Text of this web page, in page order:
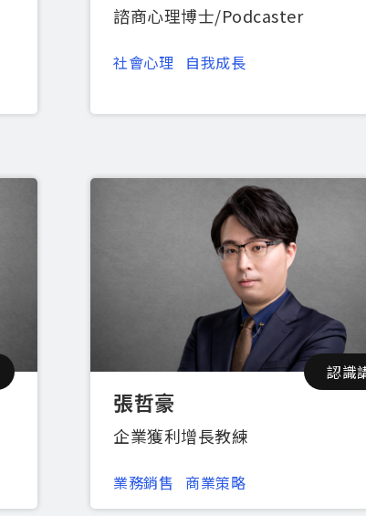
諮商心理博士/Podcaster
社會心理 自我成長
認識
張哲豪
企業獲利增長教練
業務銷售 商業策略